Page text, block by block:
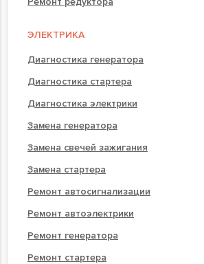
ЭЛЕКТРИКА
Диагностика генератора
Диагностика стартера
Диагностика электрики
Замена генератора
Замена свечей зажигания
Замена стартера
Ремонт автосигнализации
Ремонт автоэлектрики
Ремонт генератора
Ремонт стартера